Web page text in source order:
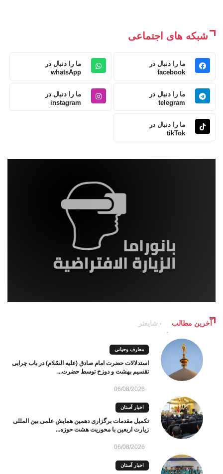
شبکه های اجتماعی
ما را دنبال در
facebook
ما را دنبال در
whatsApp
ما را دنبال در
telegram
ما را دنبال در
instagram
ما را دنبال در
tikTok
آخرین مطالب شایعتر
معارف وحیانی
استدلالات حضرت امام صادق (علیه السّلام) در باب چرایی
تقسیم بهشت و دوزخ توسط حضرت...
06/08/2026
اخبار آستان
تکمیل مقدمات برگزاری دهمین همایش علمی بین المللی
زیارت اربعین با محوریت هشت حوزه...
06/08/2026
اخبار آستان